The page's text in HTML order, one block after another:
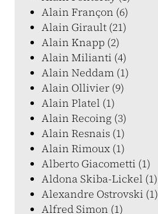
Alain Françon (6)
Alain Girault (21)
Alain Knapp (2)
Alain Milianti (4)
Alain Neddam (1)
Alain Ollivier (9)
Alain Platel (1)
Alain Recoing (3)
Alain Resnais (1)
Alain Rimoux (1)
Alberto Giacometti (1)
Aldona Skiba-Lickel (1)
Alexandre Ostrovski (1)
Alfred Simon (1)